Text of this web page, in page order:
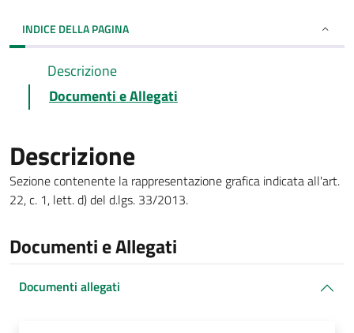
INDICE DELLA PAGINA
Descrizione
Documenti e Allegati
Descrizione
Sezione contenente la rappresentazione grafica indicata all'art.
22, c. 1, lett. d) del d.lgs. 33/2013.
Documenti e Allegati
Documenti allegati